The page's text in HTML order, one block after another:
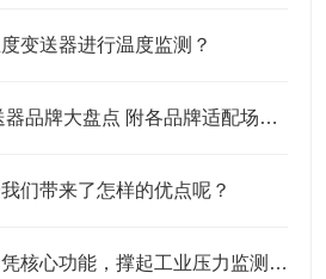
变送器进行温度监测？
2026年主流压力变送器品牌大盘点 附各品牌适配场景及选购建议
们带来了怎样的优点呢？
扩散硅压力变送器：凭核心功能，撑起工业压力监测的“硬底气”